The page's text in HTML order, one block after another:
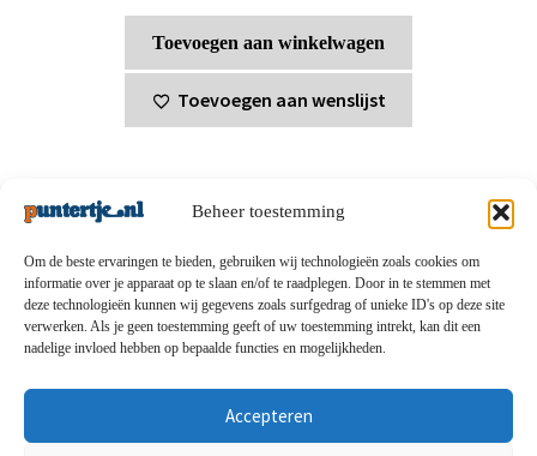
Beheer toestemming
Om de beste ervaringen te bieden, gebruiken wij technologieën zoals cookies om
informatie over je apparaat op te slaan en/of te raadplegen. Door in te stemmen met
deze technologieën kunnen wij gegevens zoals surfgedrag of unieke ID's op deze site
verwerken. Als je geen toestemming geeft of uw toestemming intrekt, kan dit een
nadelige invloed hebben op bepaalde functies en mogelijkheden.
Accepteren
Toevoegen aan winkelwagen
Toevoegen aan wenslijst
Privacybeleid-Verzending en retouren-Algemene
voorwaarden-Disclaimert-Betaalmethoden-Over ons